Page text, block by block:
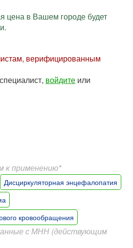
цена в Вашем городе будет
верифицированным
войдите или
к применению*
Дисциркуляторная энцефалопатия
кровообращения
с МНН (действующим